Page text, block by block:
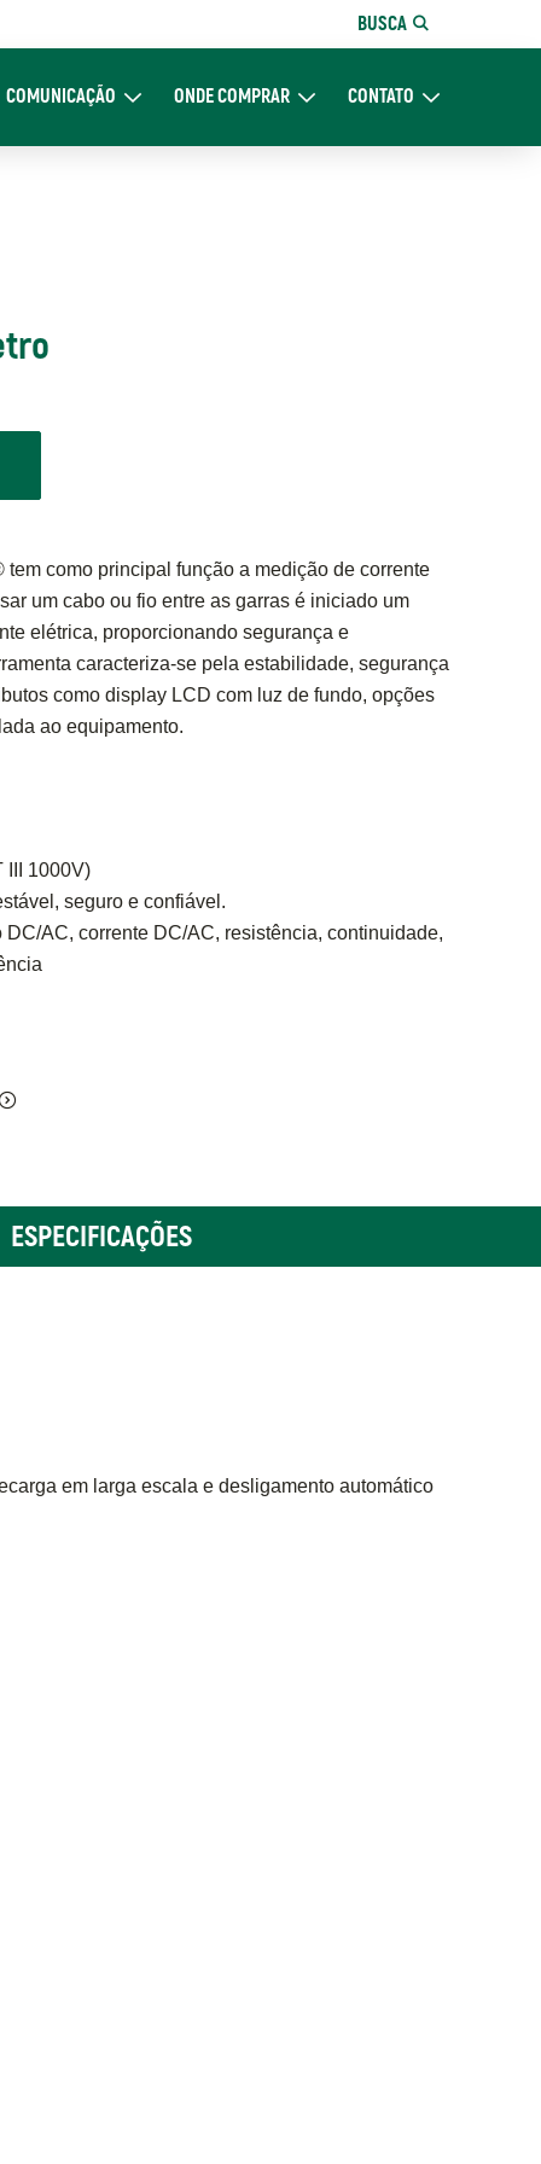
BUSCA
Nós
COMUNICAÇÃOExpand ComunicaçãoONDE COMPRARExpand Onde Comprar
CONTATOExpand Contato
tem como principal função a medição de corrente
um cabo ou fio entre as garras é iniciado um
elétrica, proporcionando segurança e
caracteriza-se pela estabilidade, segurança
como display LCD com luz de fundo, opções
ao equipamento.
III 1000V)​
seguro e confiável.
DC/AC, corrente DC/AC, resistência, continuidade,
ESPECIFICAÇÕES
em larga escala e desligamento automático